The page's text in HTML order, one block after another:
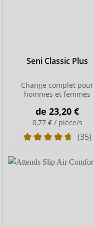
Seni Classic Plus
Change complet pour
hommes et femmes
de23,20 €
0,77 € / pièce/s
(35)